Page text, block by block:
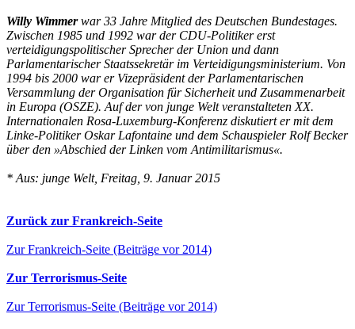
Willy Wimmerwar 33 Jahre Mitglied des Deutschen Bundestages.
Zwischen 1985 und 1992 war der CDU-Politiker erst
verteidigungspolitischer Sprecher der Union und dann
Parlamentarischer Staatssekretär im Verteidigungsministerium. Von
1994 bis 2000 war er Vizepräsident der Parlamentarischen
Versammlung der Organisation für Sicherheit und Zusammenarbeit
in Europa (OSZE). Auf der von junge Welt veranstalteten XX.
Internationalen Rosa-Luxemburg-Konferenz diskutiert er mit dem
Linke-Politiker Oskar Lafontaine und dem Schauspieler Rolf Becker
über den »Abschied der Linken vom Antimilitarismus«.
* Aus: junge Welt, Freitag, 9. Januar 2015
Zurück zur Frankreich-Seite
Zur Frankreich-Seite (Beiträge vor 2014)
Zur Terrorismus-Seite
Zur Terrorismus-Seite (Beiträge vor 2014)